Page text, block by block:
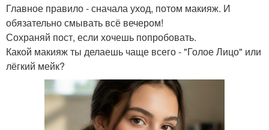
Главное правило - сначала уход, потом макияж. И
обязательно смывать всё вечером!
Сохраняй пост, если хочешь попробовать.
Какой макияж ты делаешь чаще всего - "Голое Лицо" или
лёгкий мейк?